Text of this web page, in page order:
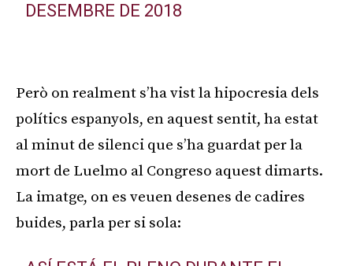
DESEMBRE DE 2018
Però on realment s’ha vist la hipocresia dels
polítics espanyols, en aquest sentit, ha estat
al minut de silenci que s’ha guardat per la
mort de Luelmo al Congreso aquest dimarts.
La imatge, on es veuen desenes de cadires
buides, parla per si sola: